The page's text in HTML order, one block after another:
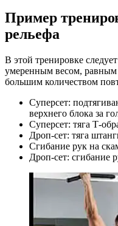
Пример
рельефа
В этой тренировке
умеренным весом, равным
большим количеством
Суперсет:
верхнего блока за
Суперсет: тяга Т-
Дроп-сет: тяга
Сгибание рук на
Дроп-сет: сгибание